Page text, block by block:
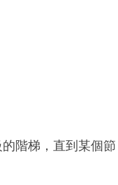
階梯，直到某個節